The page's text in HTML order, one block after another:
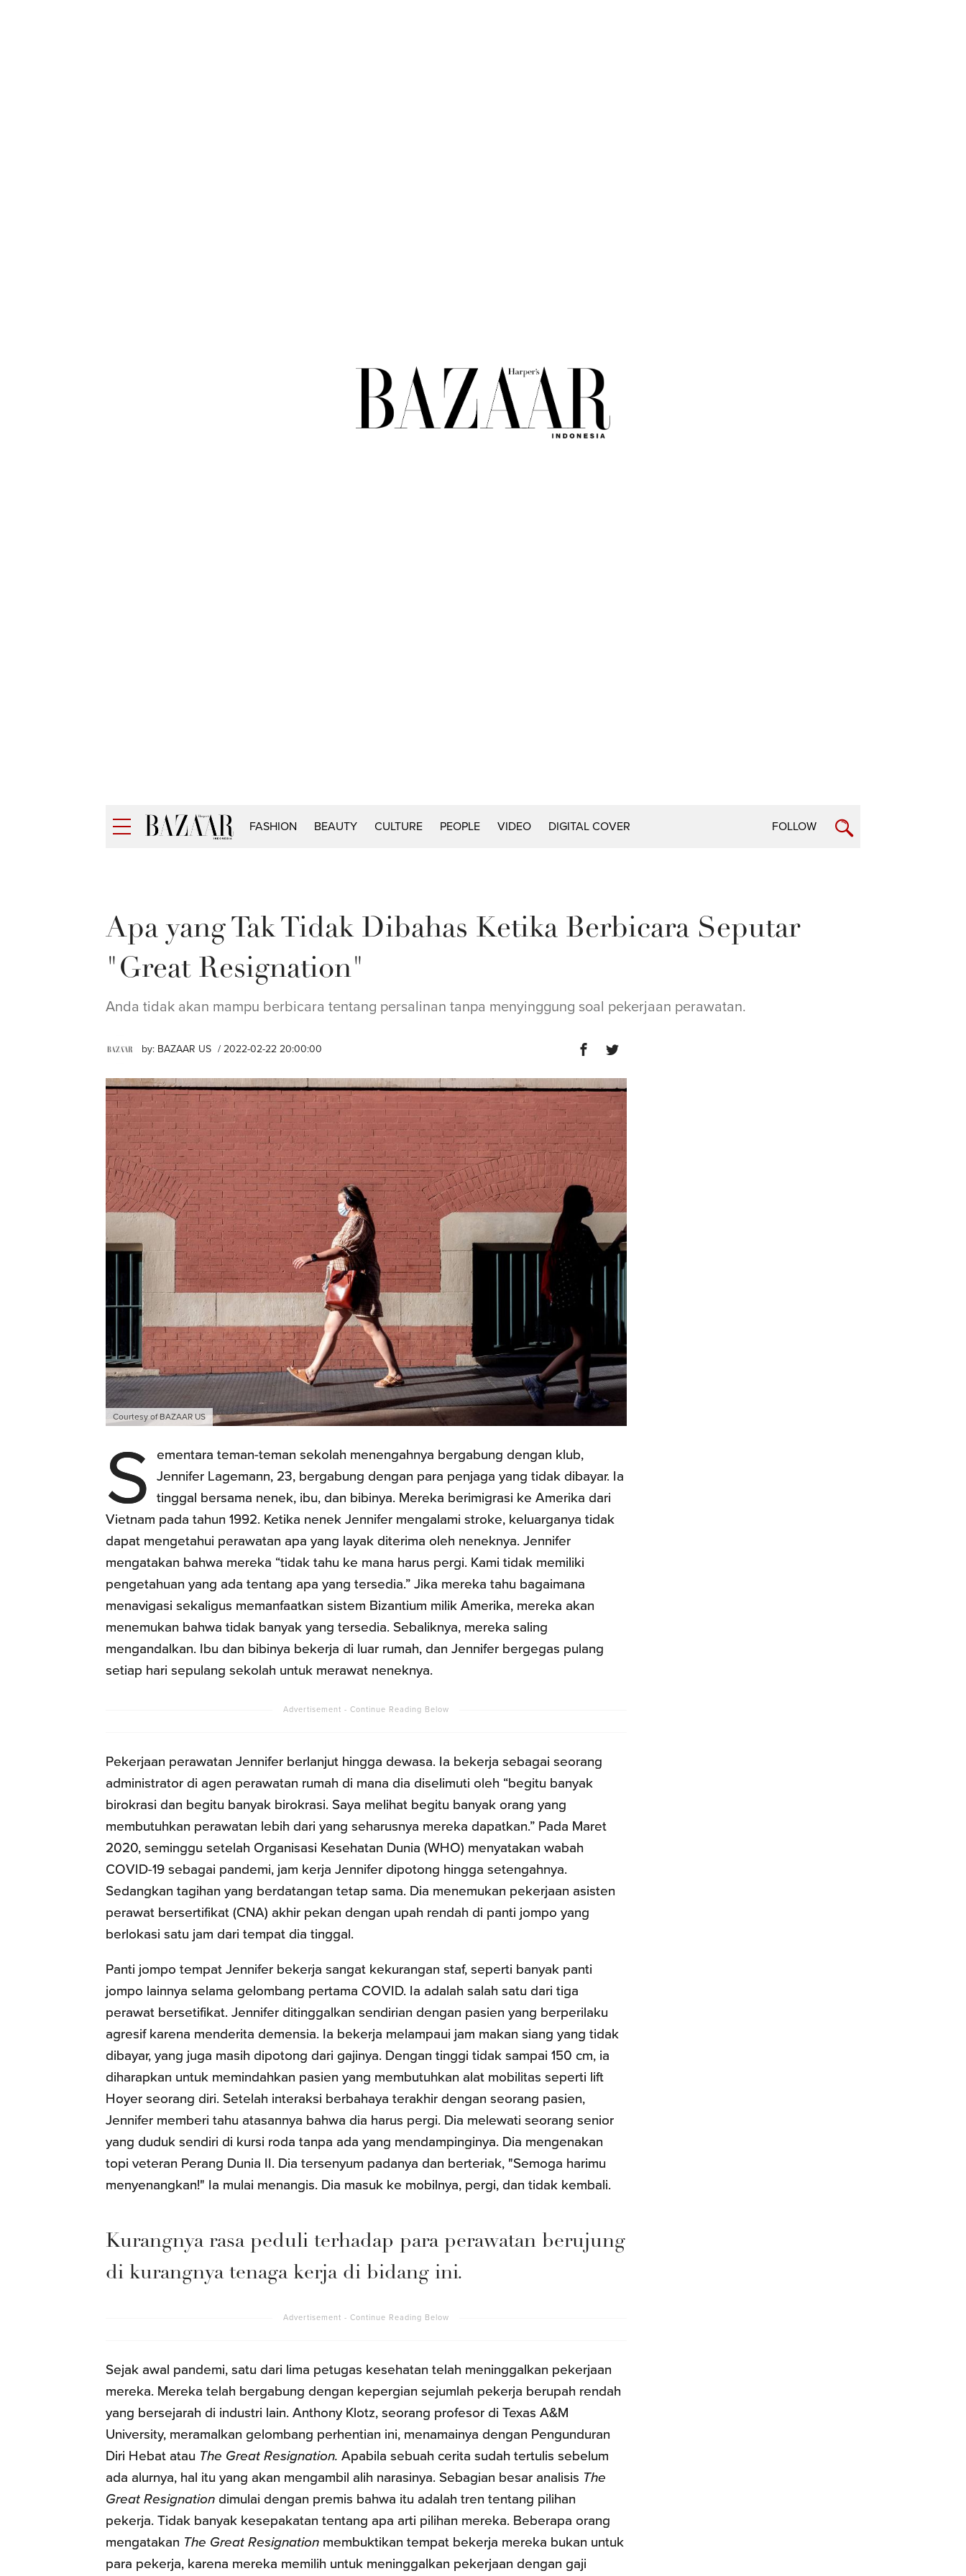
FASHION BEAUTY CULTURE PEOPLE VIDEO DIGITAL COVER FOLLOW
Apa yang Tak Tidak Dibahas Ketika Berbicara Seputar
"Great Resignation"
Anda tidak akan mampu berbicara tentang persalinan tanpa menyinggung soal pekerjaan perawatan.
by: BAZAAR US / 2022-02-22 20:00:00
Courtesy of BAZAAR US
S
ementara teman-teman sekolah menengahnya bergabung dengan klub,
Jennifer Lagemann, 23, bergabung dengan para penjaga yang tidak dibayar. Ia
tinggal bersama nenek, ibu, dan bibinya. Mereka berimigrasi ke Amerika dari
Vietnam pada tahun 1992. Ketika nenek Jennifer mengalami stroke, keluarganya tidak
dapat mengetahui perawatan apa yang layak diterima oleh neneknya. Jennifer
mengatakan bahwa mereka “tidak tahu ke mana harus pergi. Kami tidak memiliki
pengetahuan yang ada tentang apa yang tersedia.” Jika mereka tahu bagaimana
menavigasi sekaligus memanfaatkan sistem Bizantium milik Amerika, mereka akan
menemukan bahwa tidak banyak yang tersedia. Sebaliknya, mereka saling
mengandalkan. Ibu dan bibinya bekerja di luar rumah, dan Jennifer bergegas pulang
setiap hari sepulang sekolah untuk merawat neneknya.
Pekerjaan perawatan Jennifer berlanjut hingga dewasa. Ia bekerja sebagai seorang
administrator di agen perawatan rumah di mana dia diselimuti oleh “begitu banyak
birokrasi dan begitu banyak birokrasi. Saya melihat begitu banyak orang yang
membutuhkan perawatan lebih dari yang seharusnya mereka dapatkan.” Pada Maret
2020, seminggu setelah Organisasi Kesehatan Dunia (WHO) menyatakan wabah
COVID-19 sebagai pandemi, jam kerja Jennifer dipotong hingga setengahnya.
Sedangkan tagihan yang berdatangan tetap sama. Dia menemukan pekerjaan asisten
perawat bersertifikat (CNA) akhir pekan dengan upah rendah di panti jompo yang
berlokasi satu jam dari tempat dia tinggal.
Panti jompo tempat Jennifer bekerja sangat kekurangan staf, seperti banyak panti
jompo lainnya selama gelombang pertama COVID. Ia adalah salah satu dari tiga
perawat bersetifikat. Jennifer ditinggalkan sendirian dengan pasien yang berperilaku
agresif karena menderita demensia. Ia bekerja melampaui jam makan siang yang tidak
dibayar, yang juga masih dipotong dari gajinya. Dengan tinggi tidak sampai 150 cm, ia
diharapkan untuk memindahkan pasien yang membutuhkan alat mobilitas seperti lift
Hoyer seorang diri. Setelah interaksi berbahaya terakhir dengan seorang pasien,
Jennifer memberi tahu atasannya bahwa dia harus pergi. Dia melewati seorang senior
yang duduk sendiri di kursi roda tanpa ada yang mendampinginya. Dia mengenakan
topi veteran Perang Dunia II. Dia tersenyum padanya dan berteriak, "Semoga harimu
menyenangkan!" Ia mulai menangis. Dia masuk ke mobilnya, pergi, dan tidak kembali.
Kurangnya rasa peduli terhadap para perawatan berujung
di kurangnya tenaga kerja di bidang ini.
Sejak awal pandemi, satu dari lima petugas kesehatan telah meninggalkan pekerjaan
mereka. Mereka telah bergabung dengan kepergian sejumlah pekerja berupah rendah
yang bersejarah di industri lain. Anthony Klotz, seorang profesor di Texas A&M
University, meramalkan gelombang perhentian ini, menamainya dengan Pengunduran
Diri Hebat atau The Great Resignation. Apabila sebuah cerita sudah tertulis sebelum
ada alurnya, hal itu yang akan mengambil alih narasinya. Sebagian besar analisis The
Great Resignation dimulai dengan premis bahwa itu adalah tren tentang pilihan
pekerja. Tidak banyak kesepakatan tentang apa arti pilihan mereka. Beberapa orang
mengatakan The Great Resignation membuktikan tempat bekerja mereka bukan untuk
para pekerja, karena mereka memilih untuk meninggalkan pekerjaan dengan gaji